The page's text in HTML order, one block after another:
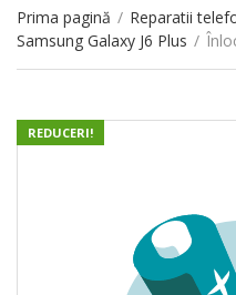
Prima pagină / Reparatii
Samsung Galaxy J6 Plus /
REDUCERI!